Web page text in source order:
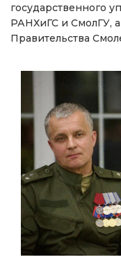
государственного
РАНХиГС и СмолГУ,
Правительства